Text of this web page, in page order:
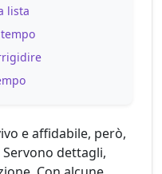
lista
e affidabile, però,
dettagli,